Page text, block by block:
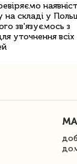
на складі у
зв'язуємось з
уточнення всіх